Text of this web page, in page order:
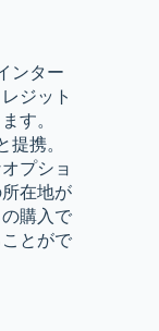
ンター
ジット
す。
携。
プショ
在地が
購入で
とがで